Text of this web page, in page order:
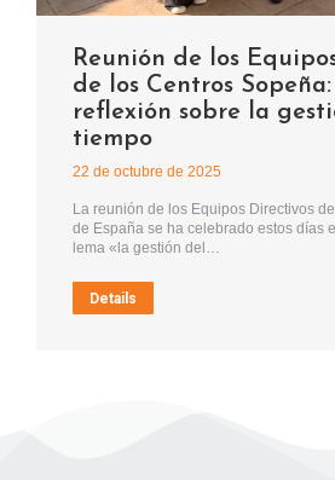
Reunión de los
de los Centros
reflexión sobre la
tiempo
22 de octubre de 2025
La reunión de los Equipos Directivos
de España se ha celebrado estos días
lema «la gestión del…
Details